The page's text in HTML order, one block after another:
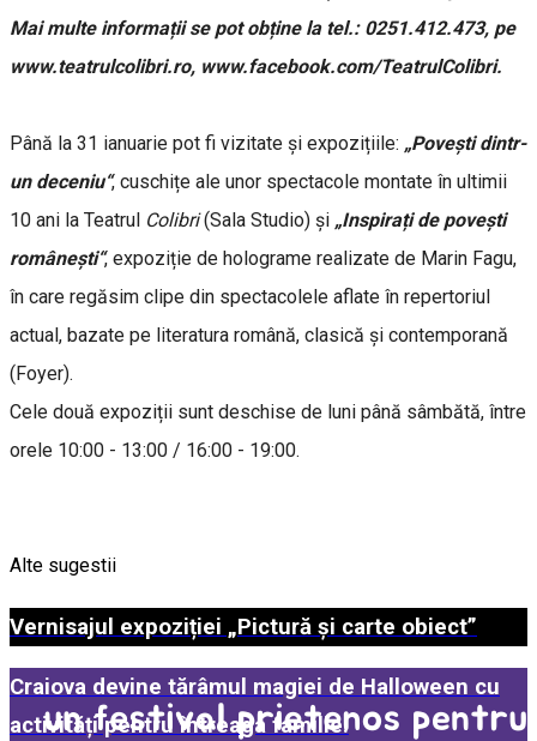
Mai multe informații se pot obține la tel.: 0251.412.473, pe
www.teatrulcolibri.ro, www.facebook.com/TeatrulColibri.
Până la 31 ianuarie pot fi vizitate și expozițiile: „Povești dintr-
un deceniu“, cuschițe ale unor spectacole montate în ultimii
10 ani la Teatrul Colibri(Sala Studio) și „Inspirați de povești
românești“, expoziție de holograme realizate de Marin Fagu,
în care regăsim clipe din spectacolele aflate în repertoriul
actual, bazate pe literatura română, clasică și contemporană
(Foyer).
Cele două expoziții sunt deschise de luni până sâmbătă, între
orele 10:00 - 13:00 / 16:00 - 19:00.
Alte sugestii
Vernisajul expoziției „Pictură și carte obiect”
Craiova devine tărâmul magiei de Halloween cu
activități pentru întreaga familie!